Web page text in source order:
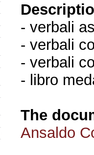
- verbali
- verbali
- verbali
- libro
The
Ansaldo